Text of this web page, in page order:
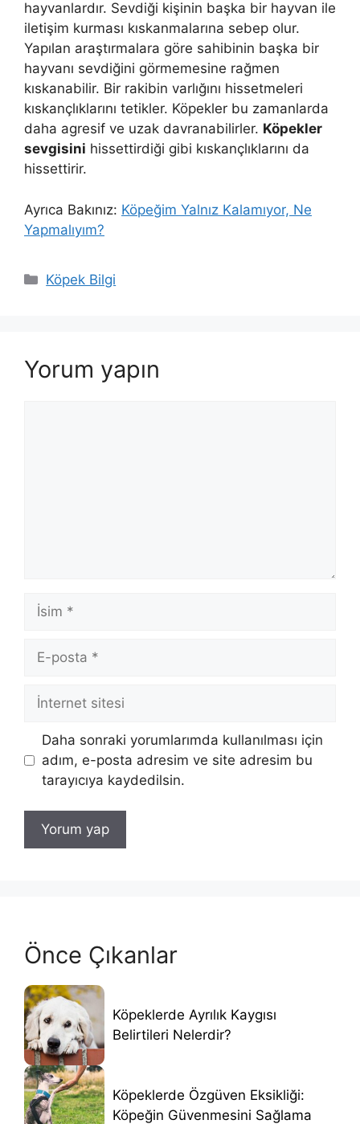
hayvanlardır. Sevdiği kişinin başka bir hayvan ile
iletişim kurması kıskanmalarına sebep olur.
Yapılan araştırmalara göre sahibinin başka bir
hayvanı sevdiğini görmemesine rağmen
kıskanabilir. Bir rakibin varlığını hissetmeleri
kıskançlıklarını tetikler. Köpekler bu zamanlarda
daha agresif ve uzak davranabilirler. Köpekler
sevgisini hissettirdiği gibi kıskançlıklarını da
hissettirir.
Ayrıca Bakınız: Köpeğim Yalnız Kalamıyor, Ne
Yapmalıyım?
Kategoriler
Köpek Bilgi
Yorum yapın
İsim
posta
İnternet
sitesi
Daha sonraki yorumlarımda kullanılması için
adım, e-posta adresim ve site adresim bu
tarayıcıya kaydedilsin.
Önce Çıkanlar
Köpeklerde Ayrılık Kaygısı
Belirtileri Nelerdir?
Köpeklerde Özgüven Eksikliği:
Köpeğin Güvenmesini Sağlama